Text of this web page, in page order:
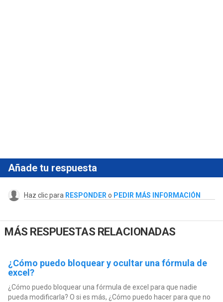
Añade tu respuesta
Haz clic para RESPONDER o PEDIR MÁS INFORMACIÓN
MÁS RESPUESTAS RELACIONADAS
¿Cómo puedo bloquear y ocultar una fórmula de
excel?
¿Cómo puedo bloquear una fórmula de excel para que nadie
pueda modificarla? O si es más, ¿Cómo puedo hacer para que no